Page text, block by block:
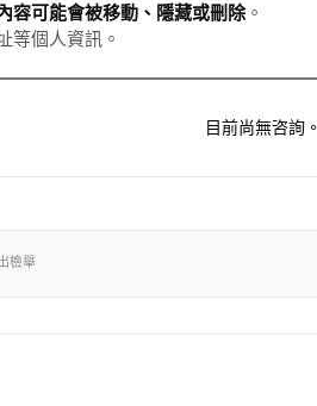
容可能會被移動、隱藏或刪除。
等個人資訊。
目前尚無咨詢。
檢舉